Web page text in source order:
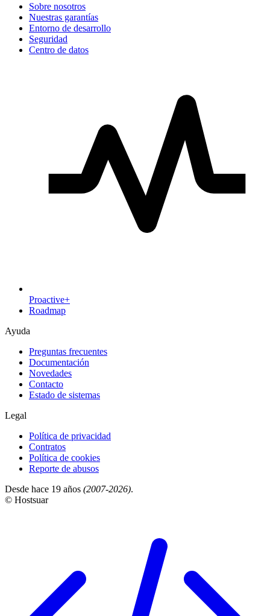
Sobre nosotros
Nuestras garantías
Entorno de desarrollo
Seguridad
Centro de datos
Proactive+
Roadmap
Ayuda
Preguntas frecuentes
Documentación
Novedades
Contacto
Estado de sistemas
Legal
Política de privacidad
Contratos
Política de cookies
Reporte de abusos
Desde hace 19 años (2007-2026).
© Hostsuar